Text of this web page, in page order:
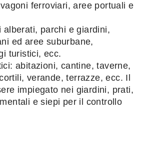
ferroviari, aree portuali e
alberati, parchi e giardini,
ed aree suburbane,
turistici, ecc.
abitazioni, cantine, taverne,
verande, terrazze, ecc. Il
impiegato nei giardini, prati,
e siepi per il controllo